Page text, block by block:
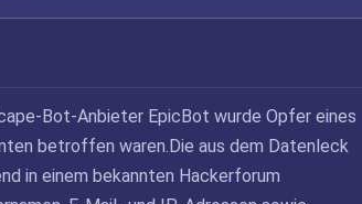
Bot-Anbieter EpicBot wurde Opfer eines
betroffen waren.Die aus dem Datenleck
in einem bekannten Hackerforum